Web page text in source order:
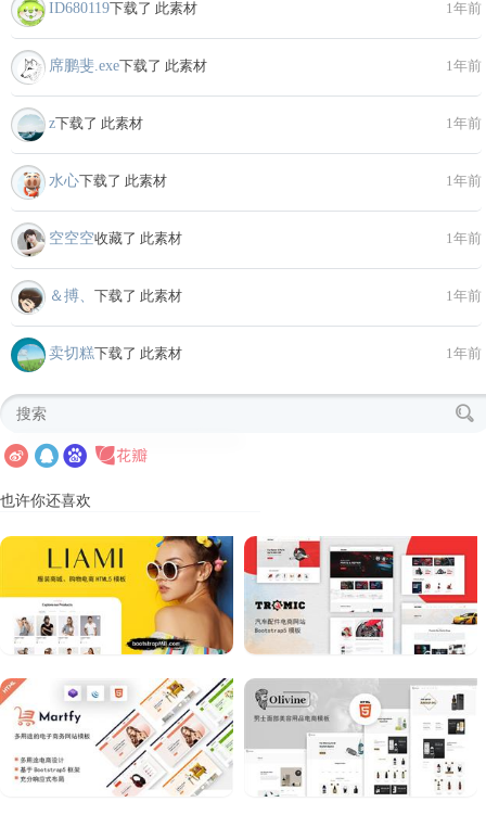
ID680119下载了 此素材 1年前
席鹏斐.exe下载了 此素材 1年前
z下载了 此素材 1年前
水心下载了 此素材 1年前
空空空收藏了 此素材 1年前
＆搏、 下载了 此素材 1年前
卖切糕下载了 此素材 1年前
也许你还喜欢